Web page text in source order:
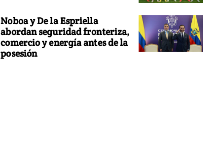
Noboa y De la Espriella
abordan seguridad fronteriza,
comercio y energía antes de la
posesión